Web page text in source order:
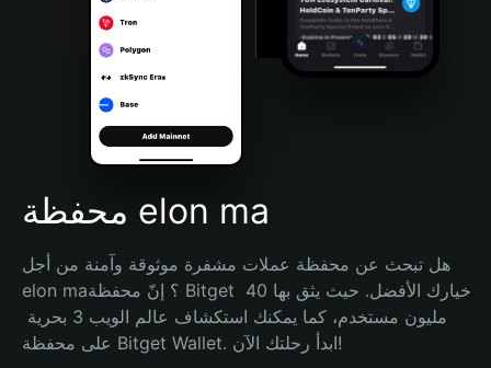
Português (Brasil)
Español (Argentina)
محفظة elon ma
هل تبحث عن محفظة عملات مشفرة موثوقة وآمنة من أجل
elon ma؟ إنّ محفظة Bitget خيارك الأفضل. حيث يثق بها 40
على محفظة Bitget Wallet. ابدأ رحلتك الآن!